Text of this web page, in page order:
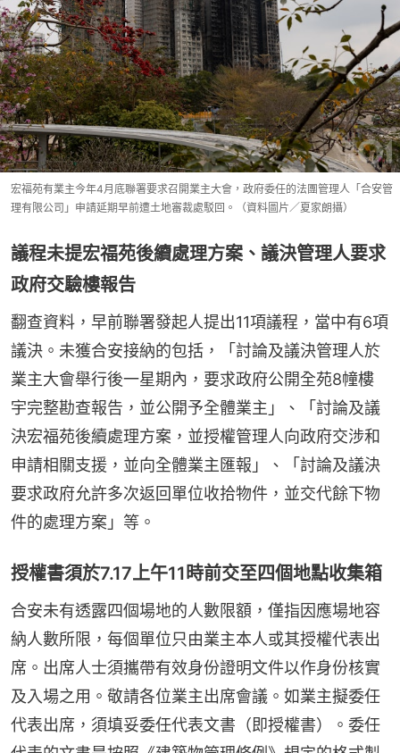
宏福苑有業主今年4月底聯署要求召開業主大會，政府委任的法團管理人「合安管
理有限公司」申請延期早前遭土地審裁處駁回。（資料圖片／夏家朗攝）
議程未提宏福苑後續處理方案、議決管理人要求
政府交驗樓報告
翻查資料，早前聯署發起人提出11項議程，當中有6項
議決。未獲合安接納的包括，「討論及議決管理人於
業主大會舉行後一星期內，要求政府公開全苑8幢樓
宇完整勘查報告，並公開予全體業主」、「討論及議
決宏福苑後續處理方案，並授權管理人向政府交涉和
申請相關支援，並向全體業主匯報」、「討論及議決
要求政府允許多次返回單位收拾物件，並交代餘下物
件的處理方案」等。
授權書須於7.17上午11時前交至四個地點收集箱
合安未有透露四個場地的人數限額，僅指因應場地容
納人數所限，每個單位只由業主本人或其授權代表出
席。出席人士須攜帶有效身份證明文件以作身份核實
及入場之用。敬請各位業主出席會議。如業主擬委任
代表出席，須填妥委任代表文書（即授權書）。委任